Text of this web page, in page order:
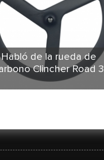
Habló de la rueda de
Clincher Road 3
y 23mm de ancho.
utilizarse para moto pista